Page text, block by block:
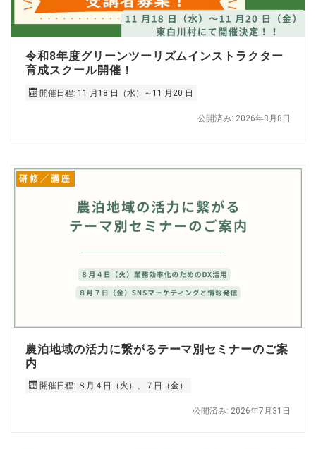
令和8年度グリーンツーリズムインストラクター
育成スクール開催！
開催日程: 11 月18 日（水）～11 月20 日
公開済み: 2026年8月8日
研修／講座
農泊地域の活力に繋がるテーマ別セミナーのご案
内
開催日程: ８月４日（火）、７日（金）
公開済み: 2026年7月31日